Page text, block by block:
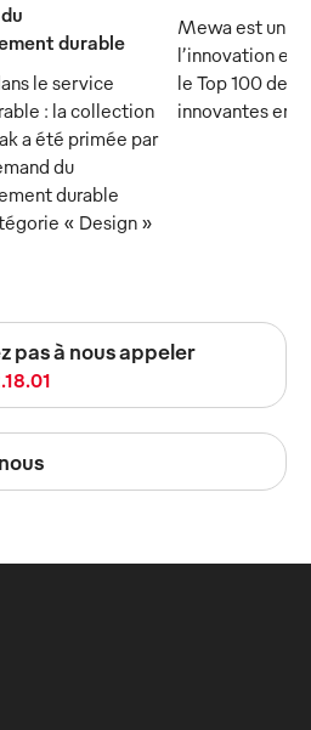
durable
le service
: la collection
a été primée par
du
durable
« Design »
Mewa est un
l’innovation et
le Top 100 des
innovantes en
pas à nous appeler